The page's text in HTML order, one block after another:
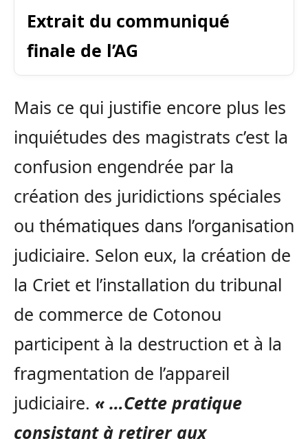
Extrait du communiqué
finale de l’AG
Mais ce qui justifie encore plus les
inquiétudes des magistrats c’est la
confusion engendrée par la
création des juridictions spéciales
ou thématiques dans l’organisation
judiciaire. Selon eux, la création de
la Criet et l’installation du tribunal
de commerce de Cotonou
participent à la destruction et à la
fragmentation de l’appareil
judiciaire. « …Cette pratique
consistant à retirer aux